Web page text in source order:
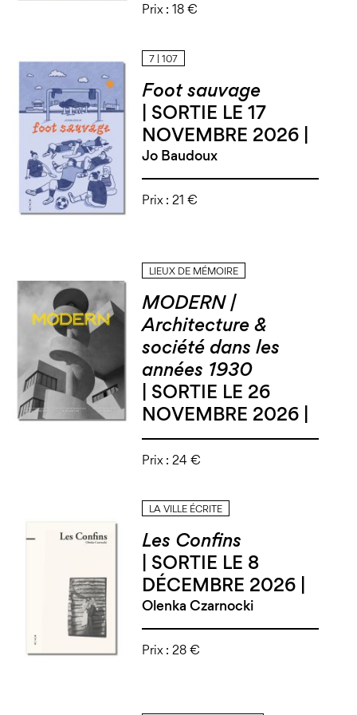
Prix : 18 €
7 | 107
Foot sauvage
| SORTIE LE 17
NOVEMBRE 2026 |
Jo Baudoux
Prix : 21 €
LIEUX DE MÉMOIRE
MODERN |
Architecture &
société dans les
années 1930
| SORTIE LE 26
NOVEMBRE 2026 |
Prix : 24 €
LA VILLE ÉCRITE
Les Confins
| SORTIE LE 8
DÉCEMBRE 2026 |
Olenka Czarnocki
Prix : 28 €